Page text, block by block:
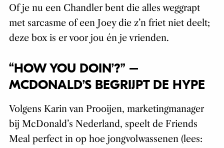
Of je nu een Chandler bent die alles weggrapt
met sarcasme of een Joey die z’n friet niet deelt;
deze box is er voor jou én je vrienden.
“HOW YOU DOIN’?” –
MCDONALD’S BEGRIJPT DE HYPE
Volgens Karin van Prooijen, marketingmanager
bij McDonald’s Nederland, speelt de Friends
Meal perfect in op hoe jongvolwassenen (lees: